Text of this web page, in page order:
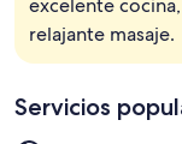
excelente
relajante masaje.
Servicios